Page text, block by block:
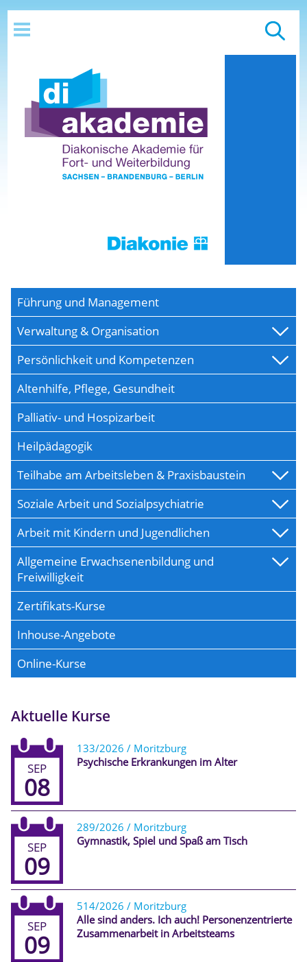
Führung und Management
Verwaltung & Organisation
Persönlichkeit und Kompetenzen
Altenhilfe, Pflege, Gesundheit
Palliativ- und Hospizarbeit
Heilpädagogik
Teilhabe am Arbeitsleben & Praxisbaustein
Soziale Arbeit und Sozialpsychiatrie
Arbeit mit Kindern und Jugendlichen
Allgemeine Erwachsenenbildung und
Freiwilligkeit
Zertifikats-Kurse
Inhouse-Angebote
Online-Kurse
Aktuelle Kurse
SEP
08
133/2026 / Moritzburg
Psychische Erkrankungen im Alter
SEP
09
289/2026 / Moritzburg
Gymnastik, Spiel und Spaß am Tisch
SEP
09
514/2026 / Moritzburg
Alle sind anders. Ich auch! Personenzentrierte
Zusammenarbeit in Arbeitsteams